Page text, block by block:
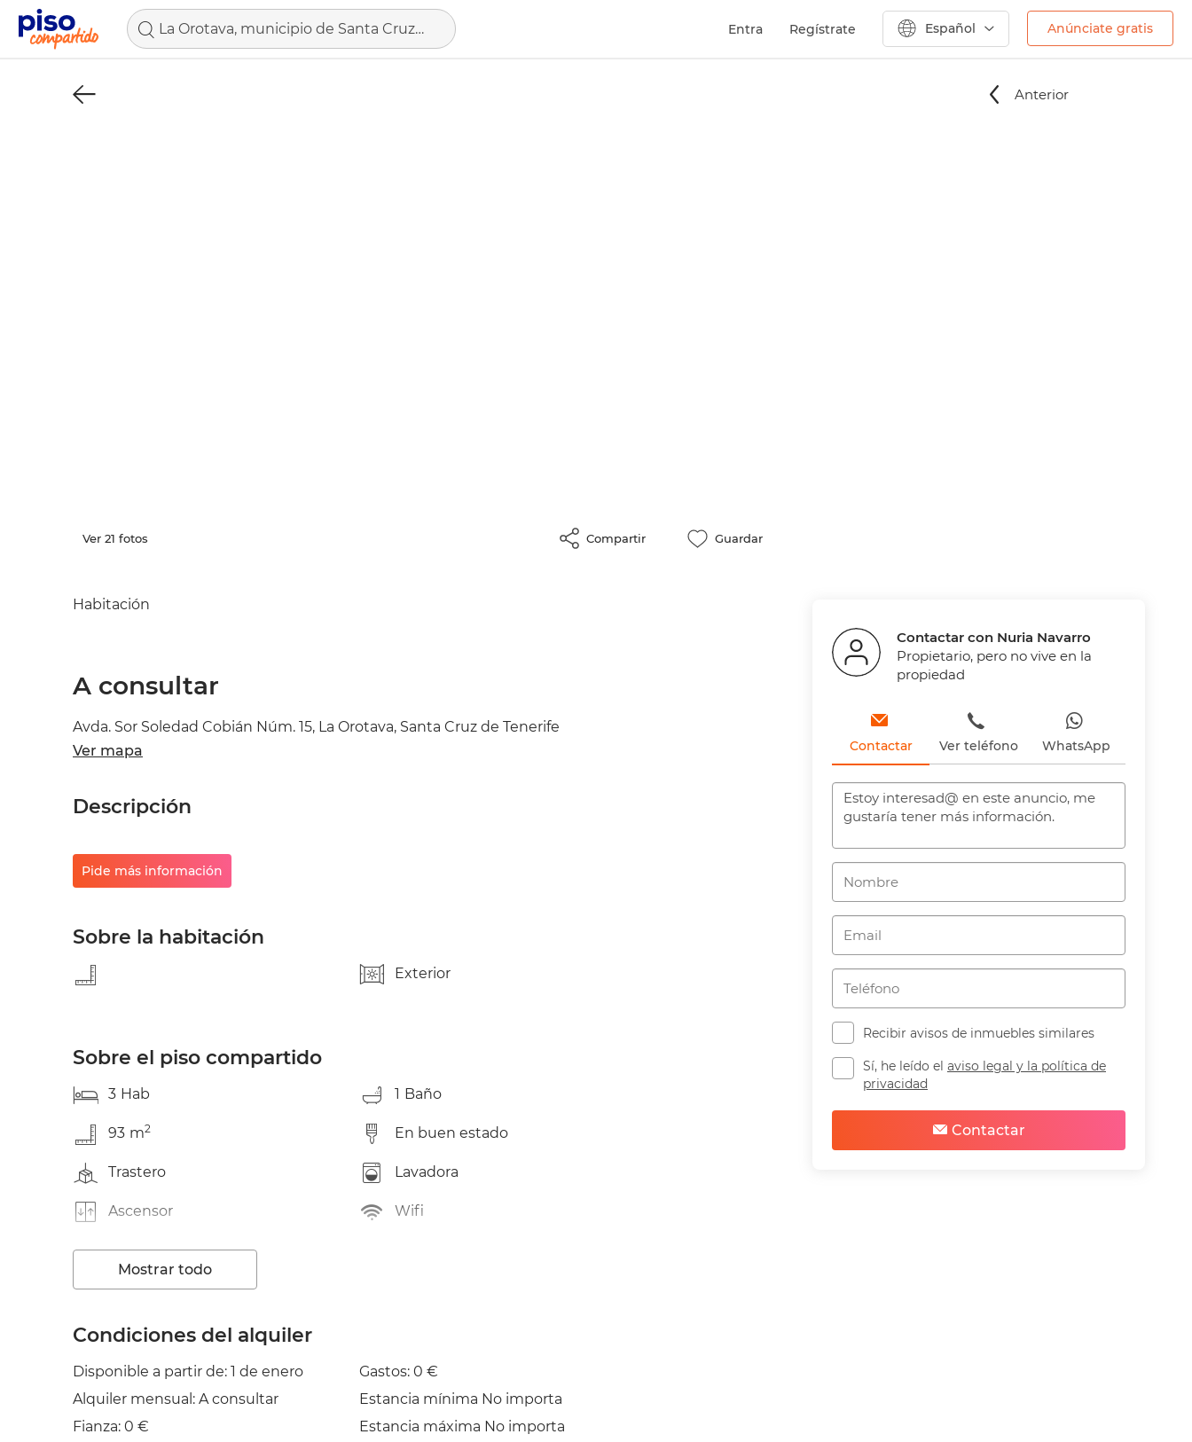
La Orotava, municipio de Santa Cruz de Tenerife Entra Regístrate Español Anúnciate gratis
Anterior
Ver 21 fotos Compartir Guardar
Habitación
A consultar
Avda. Sor Soledad Cobián Núm. 15, La Orotava, Santa Cruz de Tenerife
Ver mapa
Descripción
Pide más información
Sobre la habitación
Exterior
Sobre el piso compartido
3 Hab 1 Baño
93 m2 En buen estado
Trastero Lavadora
Ascensor Wifi
TV
Plancha
Mostrar todo
Condiciones del alquiler
Disponible a partir de: 1 de enero
Alquiler mensual: A consultar
Fianza: 0 €
Gastos: 0 €
Estancia mínima No importa
Estancia máxima No importa
Contactar con Nuria Navarro
Propietario, pero no vive en la
propiedad
Contactar Ver teléfono WhatsApp
Recibir avisos de inmuebles similares
Sí, he leído el aviso legal y la política de
privacidad
Contactar